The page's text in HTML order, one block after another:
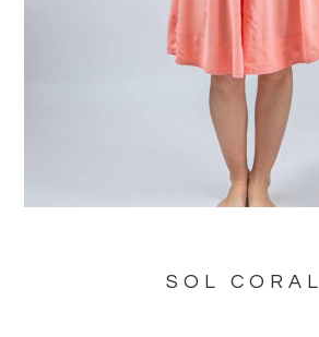
SOL CORAL